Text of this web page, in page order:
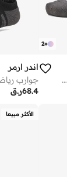
+
2
جوارب رياضية مخفية للشباب عبوة من قطع
اندر ارمر
ر.ق68.4
الأكثر مبيعا